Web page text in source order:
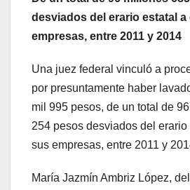
desviados del erario estatal
empresas, entre 2011 y 2014
Una juez federal vinculó a
por presuntamente haber
mil 995 pesos, de un total de
254 pesos desviados del
sus empresas, entre 2011 y
María Jazmín Ambriz López,